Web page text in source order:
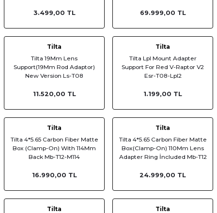
3.499,00 TL 69.999,00 TL
Tilta
Tilta 19Mm Lens
Support(19Mm Rod Adaptor)
New Version Ls-T08
11.520,00 TL
Tilta
Tilta Lpl Mount Adapter
Support For Red V-Raptor V2
Esr-T08-Lpl2
1.199,00 TL
Tilta
Tilta 4*5.65 Carbon Fiber Matte
Box (Clamp-On) With 114Mm
Back Mb-T12-M114
16.990,00 TL
Tilta
Tilta 4*5.65 Carbon Fiber Matte
Box(Clamp-On) 110Mm Lens
Adapter Ring İncluded Mb-T12
24.999,00 TL
Tilta
Tilta